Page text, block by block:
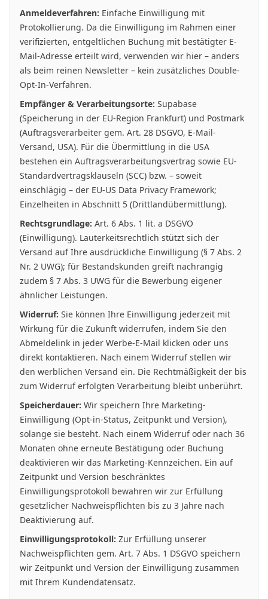
Anmeldeverfahren: Einfache Einwilligung mit
Protokollierung. Da die Einwilligung im Rahmen einer
verifizierten, entgeltlichen Buchung mit bestätigter E-
Mail-Adresse erteilt wird, verwenden wir hier – anders
als beim reinen Newsletter – kein zusätzliches Double-
Opt-In-Verfahren.
Empfänger & Verarbeitungsorte: Supabase
(Speicherung in der EU-Region Frankfurt) und Postmark
(Auftragsverarbeiter gem. Art. 28 DSGVO, E-Mail-
Versand, USA). Für die Übermittlung in die USA
bestehen ein Auftragsverarbeitungsvertrag sowie EU-
Standardvertragsklauseln (SCC) bzw. – soweit
einschlägig – der EU-US Data Privacy Framework;
Einzelheiten in Abschnitt 5 (Drittlandübermittlung).
Rechtsgrundlage: Art. 6 Abs. 1 lit. a DSGVO
(Einwilligung). Lauterkeitsrechtlich stützt sich der
Versand auf Ihre ausdrückliche Einwilligung (§ 7 Abs. 2
Nr. 2 UWG); für Bestandskunden greift nachrangig
zudem § 7 Abs. 3 UWG für die Bewerbung eigener
ähnlicher Leistungen.
Widerruf: Sie können Ihre Einwilligung jederzeit mit
Wirkung für die Zukunft widerrufen, indem Sie den
Abmeldelink in jeder Werbe-E-Mail klicken oder uns
direkt kontaktieren. Nach einem Widerruf stellen wir
den werblichen Versand ein. Die Rechtmäßigkeit der bis
zum Widerruf erfolgten Verarbeitung bleibt unberührt.
Speicherdauer: Wir speichern Ihre Marketing-
Einwilligung (Opt-in-Status, Zeitpunkt und Version),
solange sie besteht. Nach einem Widerruf oder nach 36
Monaten ohne erneute Bestätigung oder Buchung
deaktivieren wir das Marketing-Kennzeichen. Ein auf
Zeitpunkt und Version beschränktes
Einwilligungsprotokoll bewahren wir zur Erfüllung
gesetzlicher Nachweispflichten bis zu 3 Jahre nach
Deaktivierung auf.
Einwilligungsprotokoll: Zur Erfüllung unserer
Nachweispflichten gem. Art. 7 Abs. 1 DSGVO speichern
wir Zeitpunkt und Version der Einwilligung zusammen
mit Ihrem Kundendatensatz.